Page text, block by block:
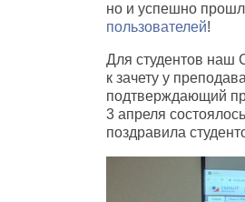
но и успешно
пользователей!
Для студентов наш
к зачету у
подтверждающий
3 апреля
поздравила